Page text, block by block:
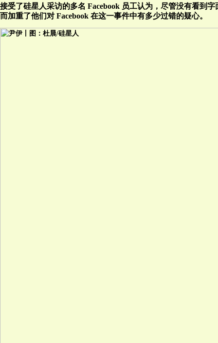
接受了硅星人采访的多名 Facebook 员工认为，尽管没有看到
而加重了他们对 Facebook 在这一事件中有多少过错的疑心。